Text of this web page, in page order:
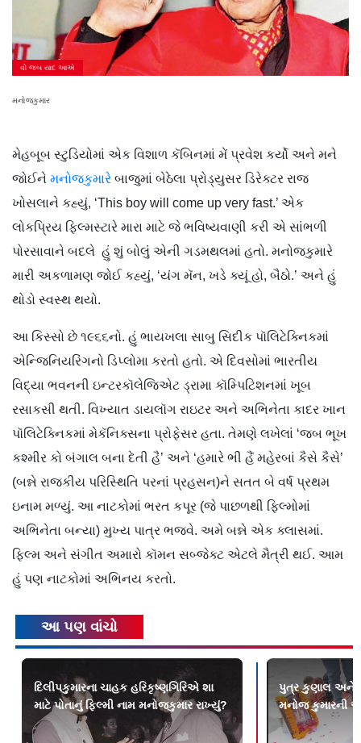
વો જબ યાદ આએ
મનોજકુમાર
મેહબૂબ સ્ટુડિયોમાં એક વિશાળ કૅબિનમાં મેં પ્રવેશ કર્યો અને મને
જોઈને મનોજકુમારે બાજુમાં બેઠેલા પ્રોડ્યુસર ડિરેક્ટર રાજ
ખોસલાને કહ્યું, ‘This boy will come up very fast.’ એક
લોકપ્રિય ફિલ્મસ્ટારે મારા માટે જે ભવિષ્યવાણી કરી એ સાંભળી
પોરસાવાને બદલે હું શું બોલું એની ગડમથલમાં હતો. મનોજકુમારે
મારી અકળામણ જોઈ કહ્યું, ‘યંગ મૅન, ખડે ક્યૂં હો, બૈઠો.’ અને હું
થોડો સ્વસ્થ થયો.
આ કિસ્સો છે ૧૯૬૬નો. હું ભાયખલા સાબુ સિદીક પૉલિટેક્નિકમાં
એન્જિનિયરિંગનો ડિપ્લોમા કરતો હતો. એ દિવસોમાં ભારતીય
વિદ્યા ભવનની ઇન્ટરકૉલેજિએટ ડ્રામા કૉમ્પિટિશનમાં ખૂબ
રસાકસી થતી. વિખ્યાત ડાયલૉગ રાઇટર અને અભિનેતા કાદર ખાન
પૉલિટેક્નિકમાં મેકૅનિક્સના પ્રોફેસર હતા. તેમણે લખેલાં ‘જબ ભૂખ
કશ્મીર કો બંગાલ બના દેતી હૈ’ અને ‘હમારે ભી હૈં મહેરબાં કૈસે કૈસે’
(બન્ને રાજકીય પરિસ્થિતિ પરનાં પ્રહસન)ને સતત બે વર્ષ પ્રથમ
ઇનામ મળ્યું. આ નાટકોમાં ભરત કપૂર (જે પાછળથી ફિલ્મોમાં
અભિનેતા બન્યા) મુખ્ય પાત્ર ભજવે. અમે બન્ને એક ક્લાસમાં.
ફિલ્મ અને સંગીત અમારો કૉમન સબ્જેક્ટ એટલે મૈત્રી થઈ. આમ
હું પણ નાટકોમાં અભિનય કરતો.
આ પણ વાંચો
દિલીપકુમારના ચાહક હરિકૃષ્ણગિરિએ શા
માટે પોતાનું ફિલ્મી નામ મનોજકુમાર રાખ્યું?
પુત્ર કુણાલ અને
મનોજ કુમારની